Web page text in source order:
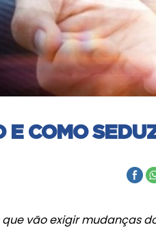
COMO
que vão exigir mudanças